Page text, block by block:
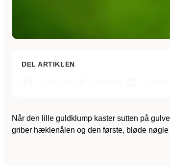
DEL ARTIKLEN
Når den lille guldklump kaster sutten på
griber hæklenålen og den første, bløde